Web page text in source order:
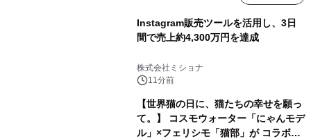
Instagram販売ツールを活用し、3日
間で売上約4,300万円を達成
株式会社ミショナ
11分前
【世界猫の日に、猫たちの幸せを願っ
て。】 コスモウォーター「にゃんモデ
ル」×フェリシモ「猫部」が コラボキ